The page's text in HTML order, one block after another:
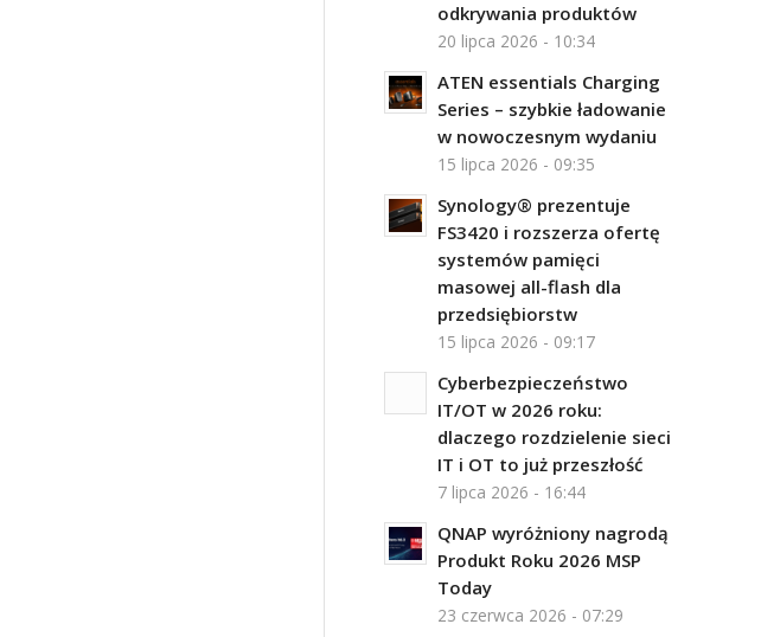
odkrywania produktów
20 lipca 2026 - 10:34
ATEN essentials Charging
Series – szybkie ładowanie
w nowoczesnym wydaniu
15 lipca 2026 - 09:35
Synology® prezentuje
FS3420 i rozszerza ofertę
systemów pamięci
masowej all-flash dla
przedsiębiorstw
15 lipca 2026 - 09:17
Cyberbezpieczeństwo
IT/OT w 2026 roku:
dlaczego rozdzielenie sieci
IT i OT to już przeszłość
7 lipca 2026 - 16:44
QNAP wyróżniony nagrodą
Produkt Roku 2026 MSP
Today
23 czerwca 2026 - 07:29